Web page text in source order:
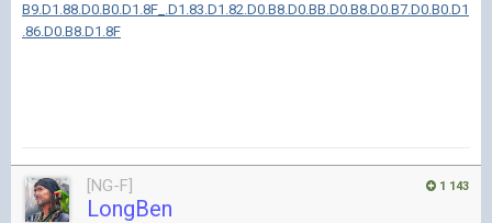
B9.D1.88.D0.B0.D1.8F_.D1.83.D1.82.D0.B8.D0.BB.D0.B8.D0.B7.D0.B0.D1
.86.D0.B8.D1.8F
1 143
[NG-F]
LongBen